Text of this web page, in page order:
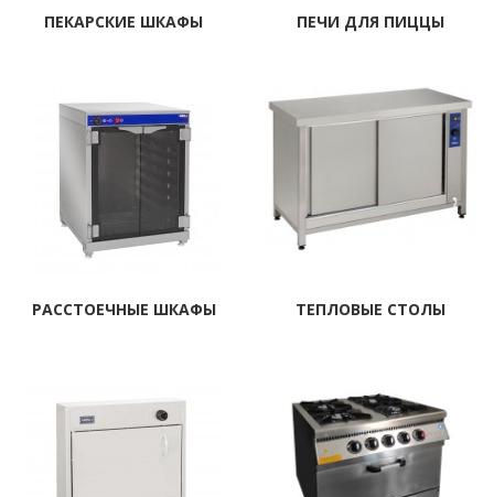
ПЕКАРСКИЕ ШКАФЫ ПЕЧИ ДЛЯ ПИЦЦЫ
РАССТОЕЧНЫЕ ШКАФЫ ТЕПЛОВЫЕ СТОЛЫ